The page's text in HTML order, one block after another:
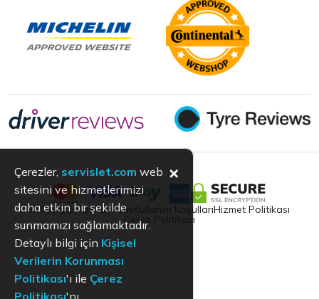
KVKKAydınlatma Metni Kullanım KoşullarıHizmet Politikası
Çerez Politikası
Çerezler, servislet.com web
sitesini ve hizmetlerimizi
daha etkin bir şekilde
sunmamızı sağlamaktadır.
Detaylı bilgi için Kişisel
Verilerin Korunması
Politikası'ı ile Çerez
Politikası'nı
×